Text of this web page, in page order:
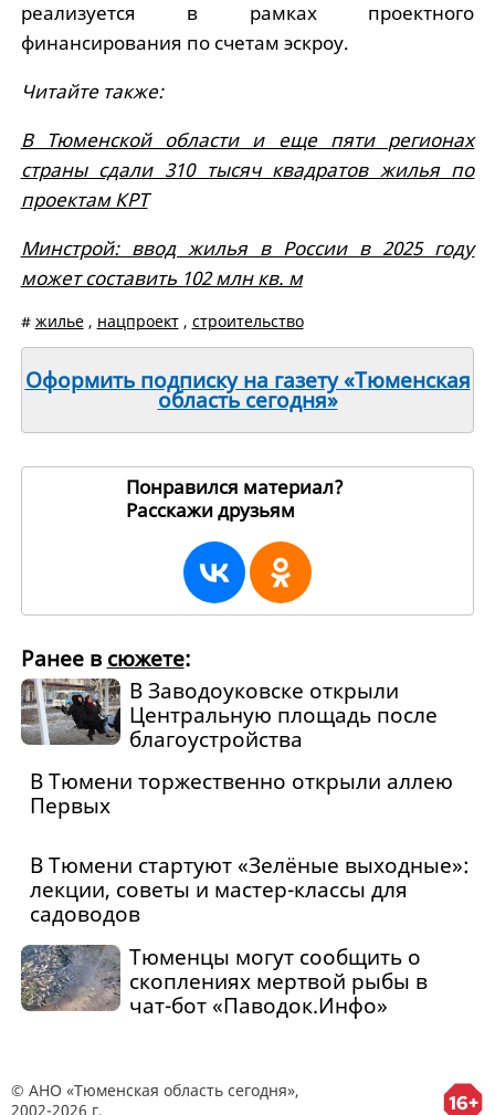
реализуется в рамках проектного
финансирования по счетам эскроу.
Читайте также:
В Тюменской области и еще пяти регионах
страны сдали 310 тысяч квадратов жилья по
проектам КРТ
Минстрой: ввод жилья в России в 2025 году
может составить 102 млн кв. м
# жилье, нацпроект, строительство
Оформить подписку на газету «Тюменская
область сегодня»
Понравился материал?
Расскажи друзьям
Ранее в сюжете:
В Заводоуковске открыли
Центральную площадь после
благоустройства
В Тюмени торжественно открыли аллею
Первых
В Тюмени стартуют «Зелёные выходные»:
лекции, советы и мастер-классы для
садоводов
Тюменцы могут сообщить о
скоплениях мертвой рыбы в
чат-бот «Паводок.Инфо»
© АНО «Тюменская область сегодня»,
2002-2026 г.